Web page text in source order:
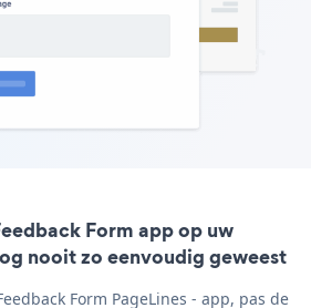
Form app op uw
nooit zo eenvoudig geweest
Form PageLines - app, pas de